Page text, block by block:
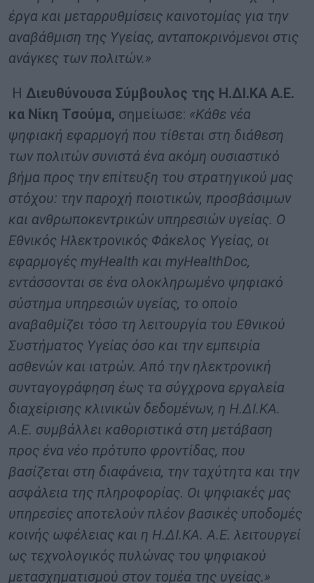
έργα και μεταρρυθμίσεις καινοτομίας για την
αναβάθμιση της Υγείας, ανταποκρινόμενοι στις
ανάγκες των πολιτών.»
Η Διευθύνουσα Σύμβουλος της Η.ΔΙ.ΚΑ Α.Ε.
κα Νίκη Τσούμα, σημείωσε: «Κάθε νέα
ψηφιακή εφαρμογή που τίθεται στη διάθεση
των πολιτών συνιστά ένα ακόμη ουσιαστικό
βήμα προς την επίτευξη του στρατηγικού μας
στόχου: την παροχή ποιοτικών, προσβάσιμων
και ανθρωποκεντρικών υπηρεσιών υγείας. Ο
Εθνικός Ηλεκτρονικός Φάκελος Υγείας, οι
εφαρμογές myHealth και myHealthDoc,
εντάσσονται σε ένα ολοκληρωμένο ψηφιακό
σύστημα υπηρεσιών υγείας, το οποίο
αναβαθμίζει τόσο τη λειτουργία του Εθνικού
Συστήματος Υγείας όσο και την εμπειρία
ασθενών και ιατρών. Από την ηλεκτρονική
συνταγογράφηση έως τα σύγχρονα εργαλεία
διαχείρισης κλινικών δεδομένων, η Η.ΔΙ.ΚΑ.
Α.Ε. συμβάλλει καθοριστικά στη μετάβαση
προς ένα νέο πρότυπο φροντίδας, που
βασίζεται στη διαφάνεια, την ταχύτητα και την
ασφάλεια της πληροφορίας. Οι ψηφιακές μας
υπηρεσίες αποτελούν πλέον βασικές υποδομές
κοινής ωφέλειας και η Η.ΔΙ.ΚΑ. Α.Ε. λειτουργεί
ως τεχνολογικός πυλώνας του ψηφιακού
μετασχηματισμού στον τομέα της υγείας.»